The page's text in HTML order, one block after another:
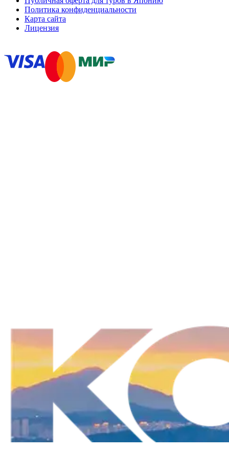
Политика конфиденциальности
Карта сайта
Лицензия